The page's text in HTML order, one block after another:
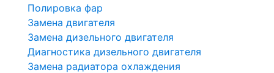
Полировка фар
Замена двигателя
Замена дизельного двигателя
Диагностика дизельного двигателя
Замена радиатора охлаждения